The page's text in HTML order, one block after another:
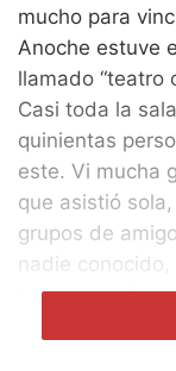
mucho para
Anoche estuve
llamado “teatro
Casi toda la
quinientas
este. Vi mucha
que asistió
grupos de
nadie conocido,
lo que me hizo
teatro para los